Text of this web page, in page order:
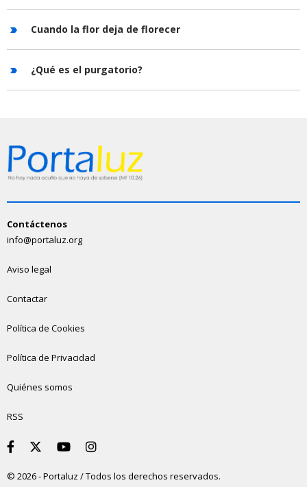
Cuando la flor deja de florecer
¿Qué es el purgatorio?
Contáctenos
info@portaluz.org
Aviso legal
Contactar
Política de Cookies
Política de Privacidad
Quiénes somos
RSS
© 2026 - Portaluz / Todos los derechos reservados.